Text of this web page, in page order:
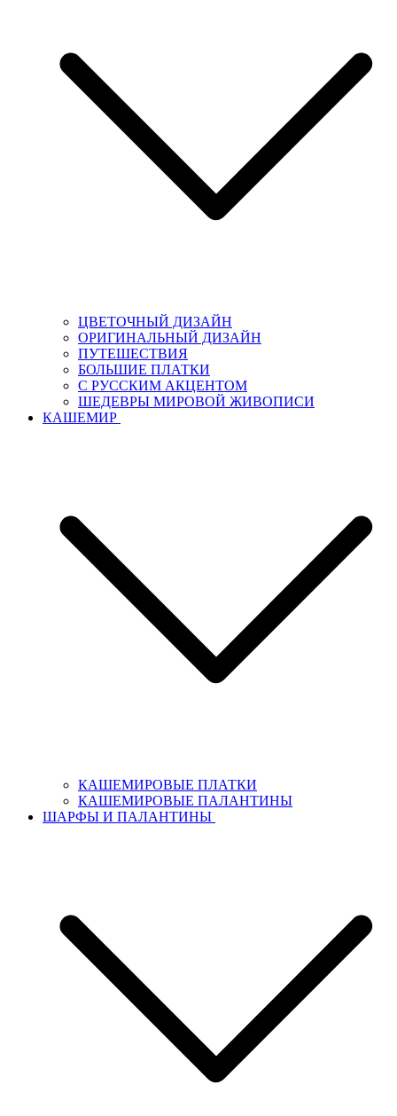
ЦВЕТОЧНЫЙ ДИЗАЙН
ОРИГИНАЛЬНЫЙ ДИЗАЙН
ПУТЕШЕСТВИЯ
БОЛЬШИЕ ПЛАТКИ
С РУССКИМ АКЦЕНТОМ
ШЕДЕВРЫ МИРОВОЙ ЖИВОПИСИ
КАШЕМИР
КАШЕМИРОВЫЕ ПЛАТКИ
КАШЕМИРОВЫЕ ПАЛАНТИНЫ
ШАРФЫ И ПАЛАНТИНЫ